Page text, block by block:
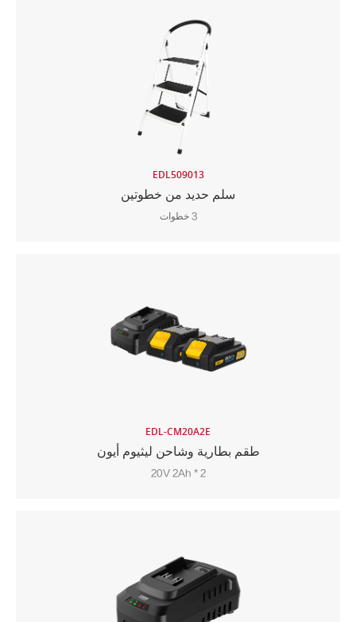
EDL509013
سلم حديد من خطوتين
3 خطوات
EDL-CM20A2E
طقم بطارية وشاحن ليثيوم أيون
20V 2Ah * 2